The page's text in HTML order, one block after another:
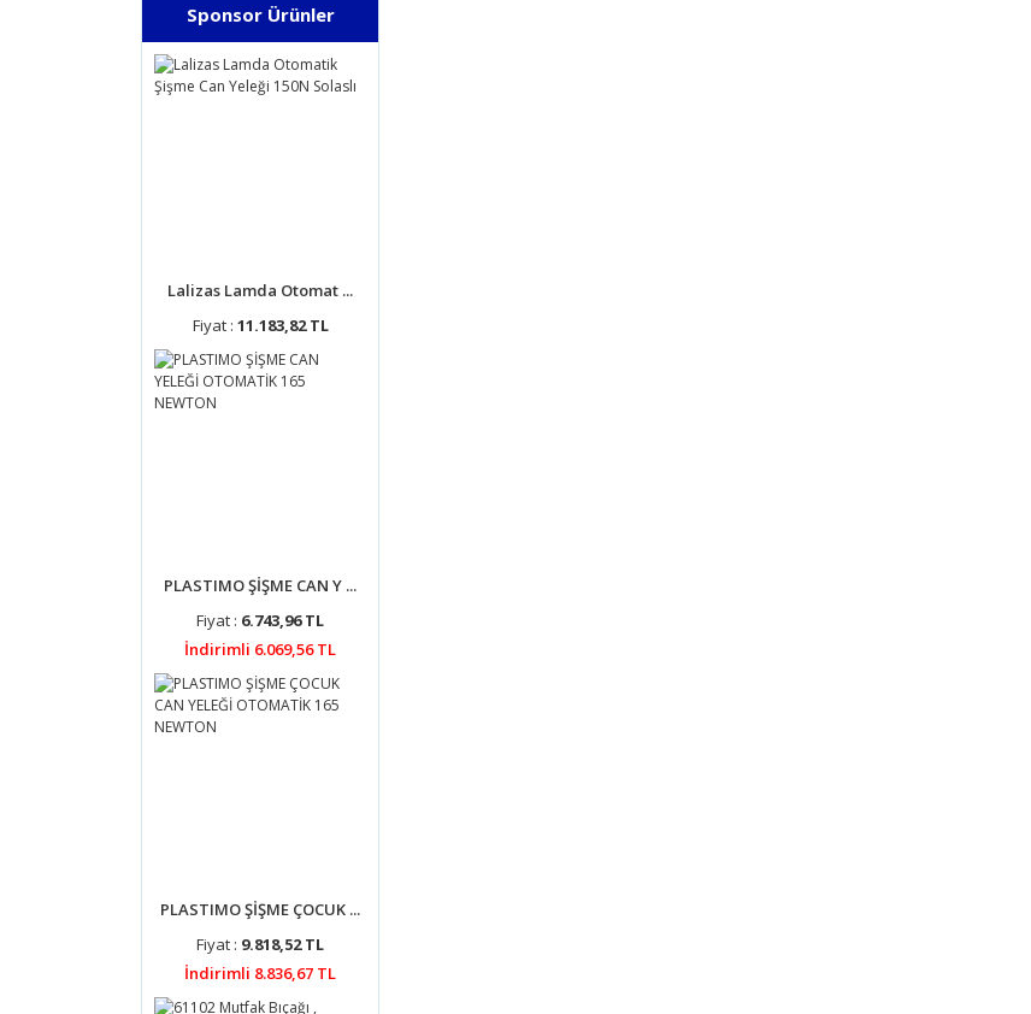
Sponsor Ürünler
Lalizas Lamda Otomat ...
Fiyat : 11.183,82 TL
PLASTIMO ŞİŞME CAN Y ...
Fiyat : 6.743,96 TL
İndirimli 6.069,56 TL
PLASTIMO ŞİŞME ÇOCUK ...
Fiyat : 9.818,52 TL
İndirimli 8.836,67 TL